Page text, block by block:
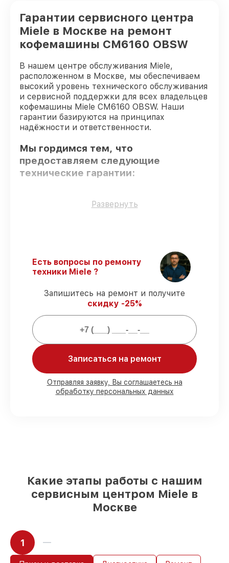
Гарантии сервисного центра
Miele в Москве на ремонт
кофемашины CM6160 OBSW
В нашем центре обслуживания Miele,
расположенном в Москве, мы обеспечиваем
высокий уровень технического обслуживания
и сервисной поддержки для всех владельцев
кофемашины Miele CM6160 OBSW. Наши
гарантии базируются на принципах
надёжности и ответственности.
Мы гордимся тем, что
предоставляем следующие
технические гарантии:
Использование оригинальных
строгий отбор и регулярное обучение.
Соблюдение сроков починки–
гарантируем завершение работ без
Сервис с гарантией– обслуживаем
кофемашин всегда со строгим
соблюдением гарантийных обязательств.
Мы гарантируем:
80%работ в вашем присутствии
90%комплектующих для кофемашин на
складе или быстро поставляются
Развернуть
Есть вопросы по ремонту
техники Miele ?
Запишитесь на ремонт и получите
скидку -25%
Записаться на ремонт
Отправляя заявку, Вы соглашаетесь на
обработку персональных данных
Какие этапы работы с нашим
сервисным центром Miele в
Москве
1